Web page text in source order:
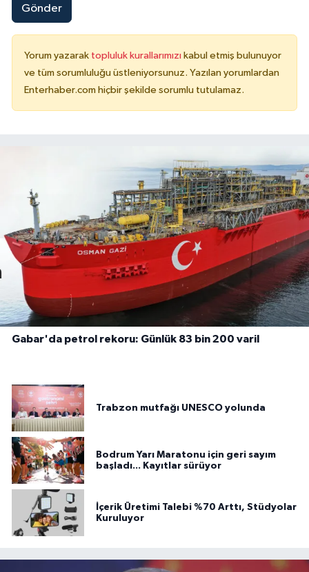
Gönder
Yorum yazarak topluluk kurallarımızı kabul etmiş bulunuyor
ve tüm sorumluluğu üstleniyorsunuz. Yazılan yorumlardan
Enterhaber.com hiçbir şekilde sorumlu tutulamaz.
Gabar'da petrol rekoru: Günlük 83 bin 200 varil
Trabzon mutfağı UNESCO yolunda
Bodrum Yarı Maratonu için geri sayım
başladı... Kayıtlar sürüyor
İçerik Üretimi Talebi %70 Arttı, Stüdyolar
Kuruluyor